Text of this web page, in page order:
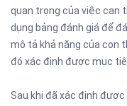
quan trọng của việc can
dụng bảng đánh giá để
mô tả khả năng của con
đó xác định được mục
Sau khi đã xác định